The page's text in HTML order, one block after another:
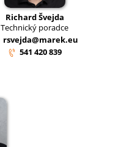
Richard Švejda
Technický poradce
rsvejda@marek.eu
541 420 839